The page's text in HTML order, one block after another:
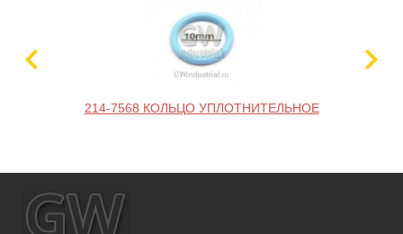
214-7568 КОЛЬЦО УПЛОТНИТЕЛЬНОЕ